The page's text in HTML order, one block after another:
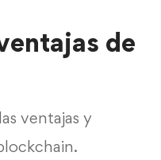
de
ventajas y